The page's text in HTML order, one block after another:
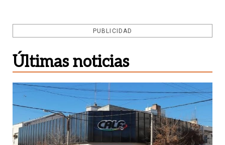
PUBLICIDAD
Últimas noticias